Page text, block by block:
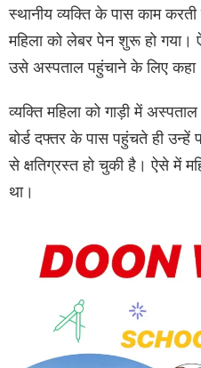
स्थानीय व्यक्ति के पास काम
महिला को लेबर पेन शुरू हो
उसे अस्पताल पहुंचाने के लिए
व्यक्ति महिला को गाड़ी में
बोर्ड दफ्तर के पास पहुंचते ही
से क्षतिग्रस्त हो चुकी है। ऐसे में
था।